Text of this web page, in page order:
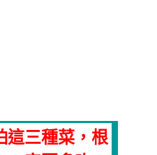
這三種菜，根